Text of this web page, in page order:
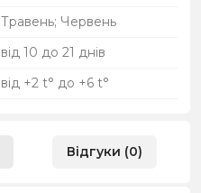
Травень; Червень
від 10 до 21 днів
від +2 t° до +6 t°
Відгуки (0)